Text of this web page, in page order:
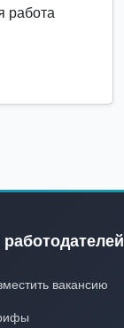
работа
вакансию